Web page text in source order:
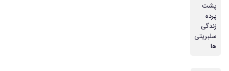
پشت
پرده
زندگی
سلبریتی
ها